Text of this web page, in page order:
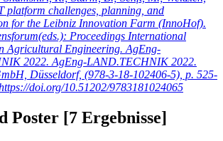
platform challenges, planning, and
for the Leibniz Innovation Farm (InnoHof).
Proceedings International
Agricultural Engineering. AgEng-
2022. AgEng-LAND.TECHNIK 2022.
Düsseldorf, (978-3-18-102406-5), p. 525-
doi.org/10.51202/9783181024065
Poster [7 Ergebnisse]